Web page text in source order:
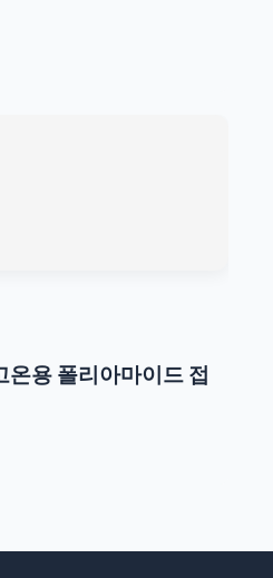
온용 폴리아마이드 접